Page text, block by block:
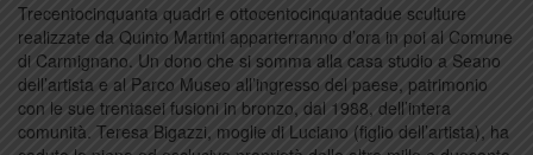
Trecentocinquanta quadri e ottocentocinquantadue sculture
realizzate da Quinto Martini apparterranno d’ora in poi al Comune
di Carmignano. Un dono che si somma alla casa studio a Seano
dell’artista e al Parco Museo all’ingresso del paese, patrimonio
con le sue trentasei fusioni in bronzo, dal 1988, dell’intera
comunità. Teresa Bigazzi, moglie di Luciano (figlio dell’artista), ha